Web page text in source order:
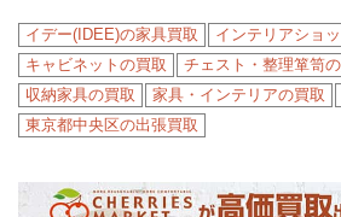
イデー(IDEE)の家具買取
インテリアショ
キャビネットの買取
チェスト・整理箪笥
収納家具の買取
家具・インテリアの買取
東京都中央区の出張買取